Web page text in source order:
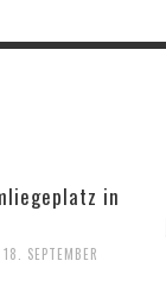
in
18. SEPTEMBER